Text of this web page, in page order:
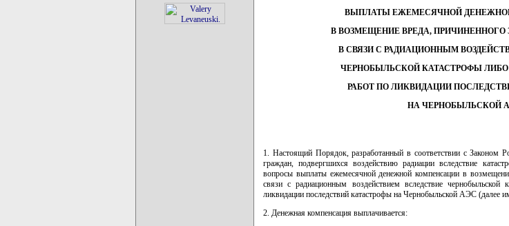
ВЫПЛАТЫ ЕЖЕМЕСЯЧНОЙ
В ВОЗМЕЩЕНИЕ ВРЕДА, ПРИЧИНЕННОГО
В СВЯЗИ С РАДИАЦИОННЫМ
ЧЕРНОБЫЛЬСКОЙ КАТАСТРОФЫ
РАБОТ ПО ЛИКВИДАЦИИ
НА ЧЕРНОБЫЛЬСКОЙ
1. Настоящий Порядок, разработанный в соответствии с Законом
граждан, подвергшихся воздействию радиации вследствие
вопросы выплаты ежемесячной денежной компенсации в
связи с радиационным воздействием вследствие
ликвидации последствий катастрофы на Чернобыльской АЭС (далее
2. Денежная компенсация выплачивается: